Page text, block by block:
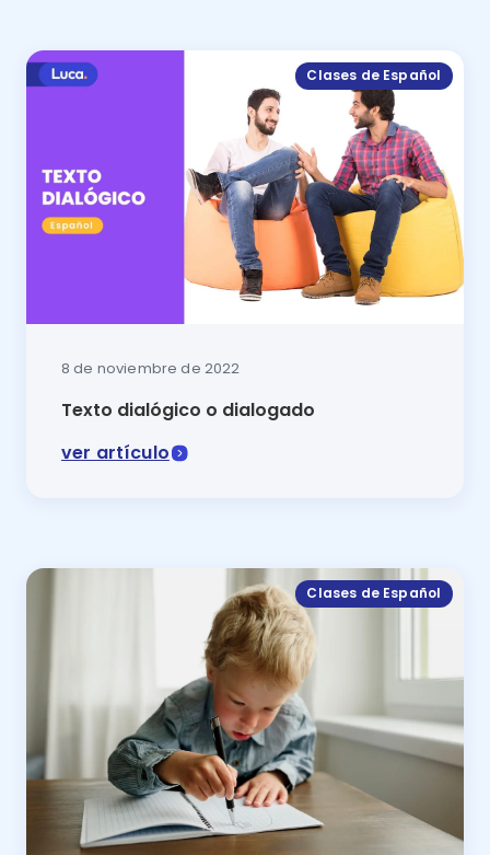
Clases de Español
8 de noviembre de 2022
Texto dialógico o dialogado
ver artículo
Clases de Español